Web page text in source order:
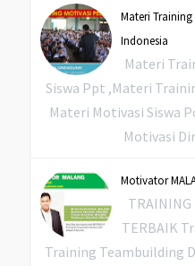
Materi
Indonesia
Materi
Siswa Ppt ,Materi
Materi Motivasi Siswa
Motivasi
Motivator
TRAINING
TERBAIK
Training Teambuilding